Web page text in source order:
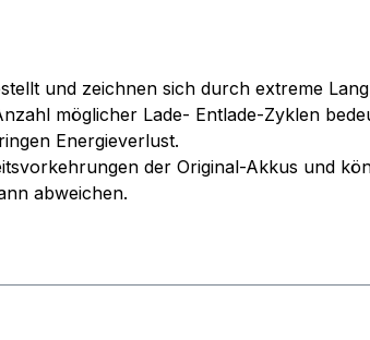
und zeichnen sich durch extreme
möglicher Lade- Entlade-Zyklen
Energieverlust.
der Original-Akkus und
abweichen.